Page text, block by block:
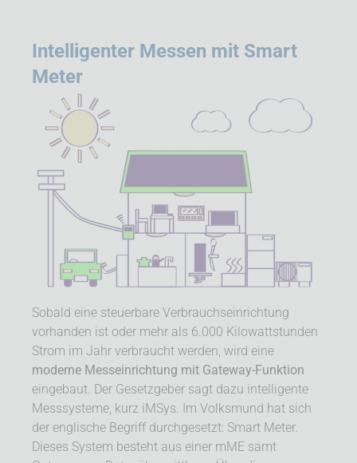
Intelligenter Messen mit Smart
Meter
Sobald eine steuerbare Verbrauchseinrichtung
vorhanden ist oder mehr als 6.000 Kilowatt­stunden
Strom im Jahr verbraucht werden, wird eine
moderne Messeinrichtung mit Gateway-Funktion
eingebaut. Der Gesetzgeber sagt dazu intelligente
Messsysteme, kurz iMSys. Im Volks­mund hat sich
der englische Begriff durchgesetzt: Smart Meter.
Dieses System besteht aus einer mME samt